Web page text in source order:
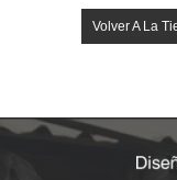
Volver A La